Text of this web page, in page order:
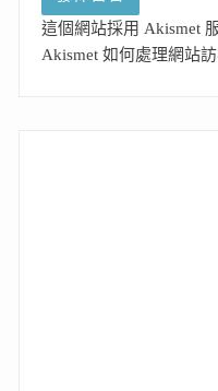
這個網站採用 Akismet
Akismet 如何處理網站